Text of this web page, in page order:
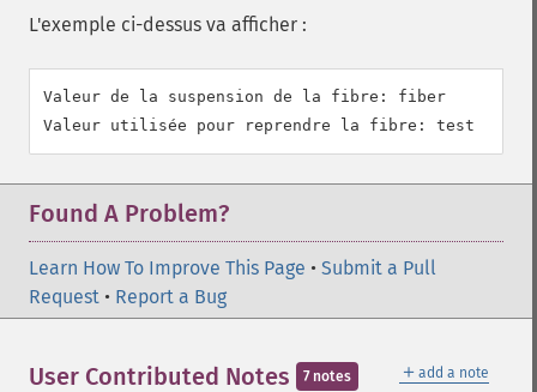
L'exemple ci-dessus va afficher :
Valeur de la suspension de la fibre: fiber
Found A Problem?
Learn How To Improve This Page • Submit a Pull
Request • Report a Bug
＋ add a note
User Contributed Notes 7 notes